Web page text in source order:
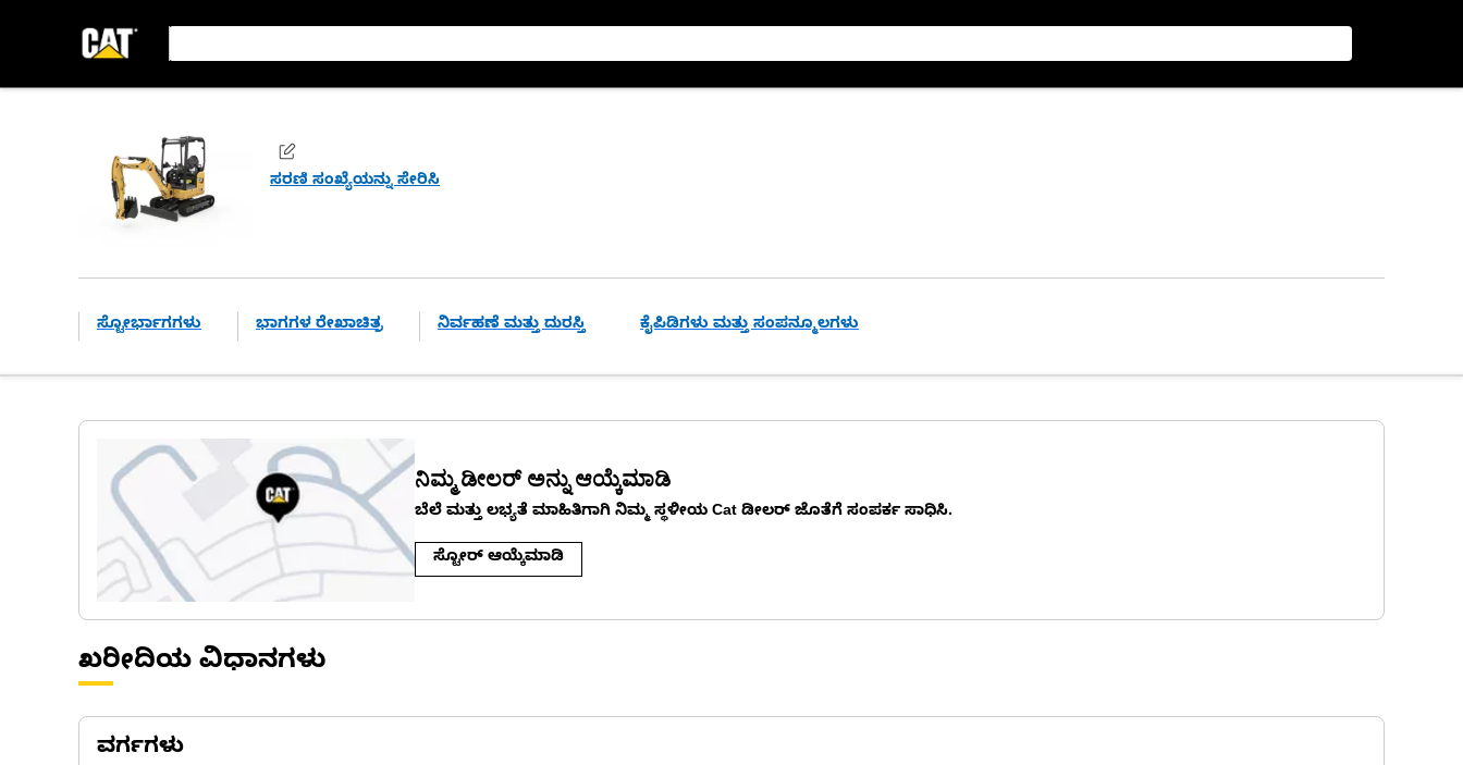
ಸರಣಿ ಸಂಖ್ಯೆಯನ್ನು ಸೇರಿಸಿ
ಸ್ಟೋರ್ಭಾಗಗಳು ಭಾಗಗಳ ರೇಖಾಚಿತ್ರ ನಿರ್ವಹಣೆ ಮತ್ತು ದುರಸ್ತಿ ಕೈಪಿಡಿಗಳು ಮತ್ತು ಸಂಪನ್ಮೂಲಗಳು
ನಿಮ್ಮ ಡೀಲರ್ ಅನ್ನು ಆಯ್ಕೆಮಾಡಿ
ಬೆಲೆ ಮತ್ತು ಲಭ್ಯತೆ ಮಾಹಿತಿಗಾಗಿ ನಿಮ್ಮ ಸ್ಥಳೀಯ Cat ಡೀಲರ್ ಜೊತೆಗೆ ಸಂಪರ್ಕ ಸಾಧಿಸಿ.
ಸ್ಟೋರ್ ಆಯ್ಕೆಮಾಡಿ
ಖರೀದಿಯ ವಿಧಾನಗಳು
ವರ್ಗಗಳು